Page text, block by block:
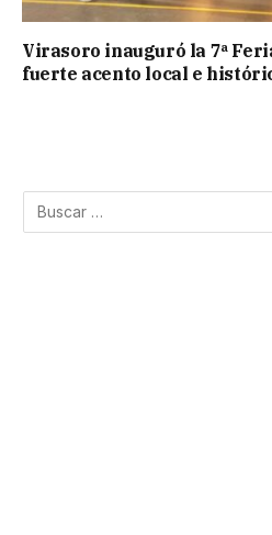
Virasoro inauguró la 7ª
fuerte acento local e